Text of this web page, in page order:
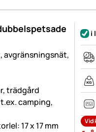
avgränsningsnät,
trädgård
camping,
17 x 17 mm
i
Vid